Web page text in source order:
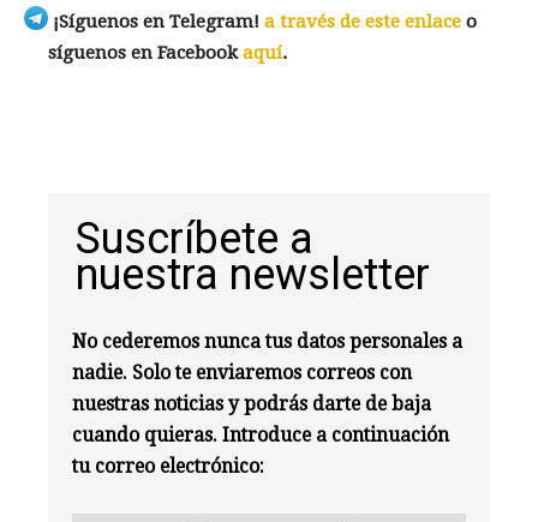
¡Síguenos en Telegram! a través de este enlace o
síguenos en Facebookaquí.
Suscríbete a
nuestra newsletter
No cederemos nunca tus datos personales a
nadie. Solo te enviaremos correos con
nuestras noticias y podrás darte de baja
cuando quieras. Introduce a continuación
tu correo electrónico: